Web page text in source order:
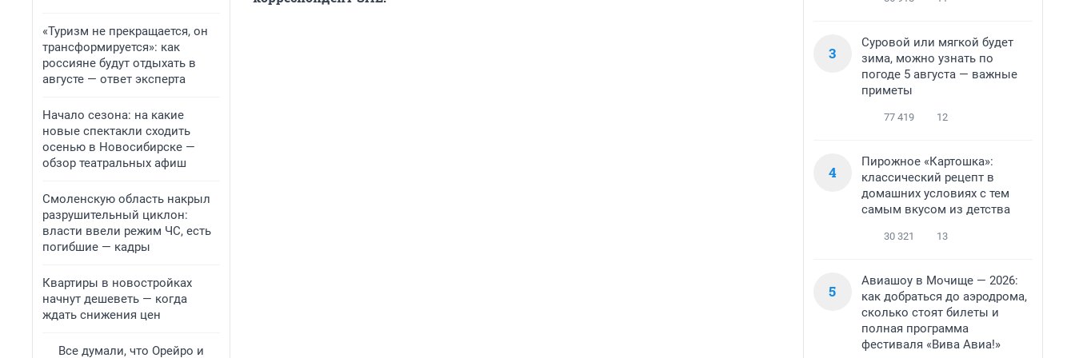
«Туризм не прекращается, он
трансформируется»: как
россияне будут отдыхать в
августе — ответ эксперта
Начало сезона: на какие
новые спектакли сходить
осенью в Новосибирске —
обзор театральных афиш
Смоленскую область накрыл
разрушительный циклон:
власти ввели режим ЧС, есть
погибшие — кадры
Квартиры в новостройках
начнут дешеветь — когда
ждать снижения цен
Все думали, что Орейро и
3
Суровой или мягкой будет
зима, можно узнать по
погоде 5 августа — важные
приметы
77 419 12
4
Пирожное «Картошка»:
классический рецепт в
домашних условиях с тем
самым вкусом из детства
30 321 13
5
Авиашоу в Мочище — 2026:
как добраться до аэродрома,
сколько стоят билеты и
полная программа
фестиваля «Вива Авиа!»